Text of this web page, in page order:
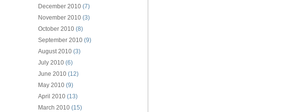
December 2010 (7)
November 2010 (3)
October 2010 (8)
September 2010 (9)
August 2010 (3)
July 2010 (6)
June 2010 (12)
May 2010 (9)
April 2010 (13)
March 2010 (15)